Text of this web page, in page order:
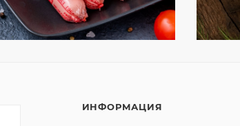
ИНФОРМАЦИЯ